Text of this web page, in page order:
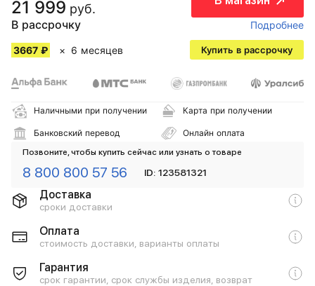
21 999 руб.
В рассрочку Подробнее
3667 ₽ 6 месяцев Купить в рассрочку
Наличными при получении Карта при получении
Банковский перевод Онлайн оплата
Позвоните, чтобы купить сейчас или узнать о товаре
8 800 800 57 56 ID: 123581321
Доставка
сроки доставки
Оплата
стоимость доставки, варианты оплаты
Гарантия
срок гарантии, срок службы изделия, возврат